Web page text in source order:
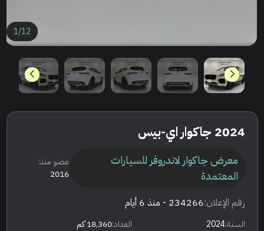
1/12
2024 جاكوار اي-بيس
معرض جاكوار لاندروفر للسيارات
المعتمدة
عضو منذ:
2016
رقم الإعلان:234266 - منذ 6 أيام
السنة:2024 العداد:18,360 كم